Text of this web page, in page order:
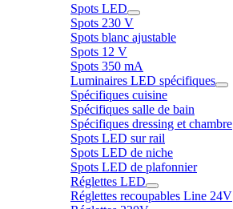
Spots LED
Spots 230 V
Spots blanc ajustable
Spots 12 V
Spots 350 mA
Luminaires LED spécifiques
Spécifiques cuisine
Spécifiques salle de bain
Spécifiques dressing et chambre
Spots LED sur rail
Spots LED de niche
Spots LED de plafonnier
Réglettes LED
Réglettes recoupables Line 24V